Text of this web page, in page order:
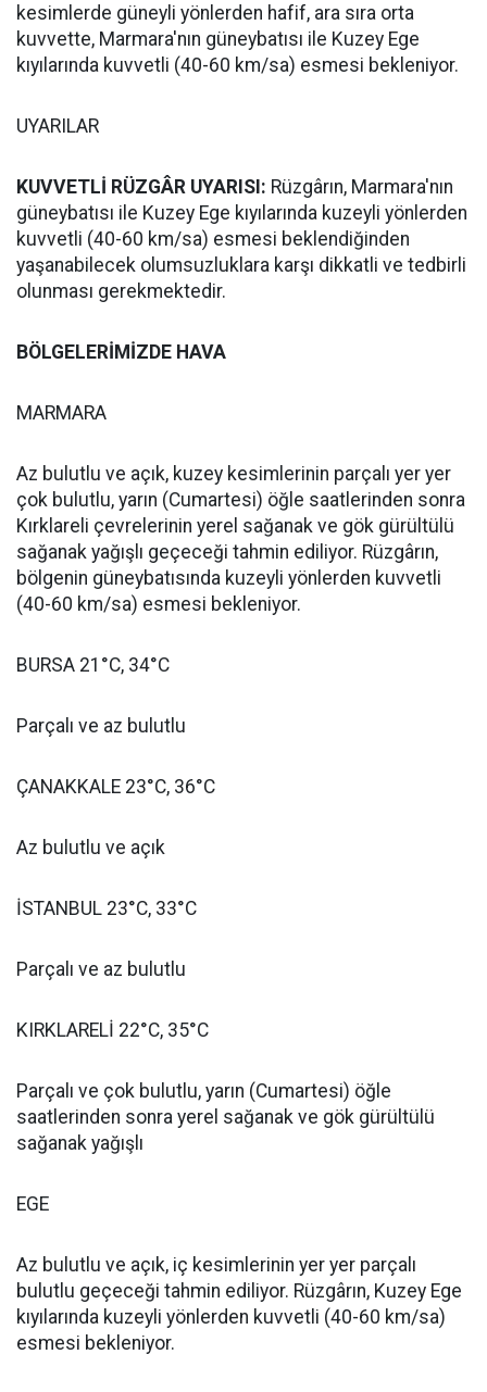
kesimlerde güneyli yönlerden hafif, ara sıra orta
kuvvette, Marmara'nın güneybatısı ile Kuzey Ege
kıyılarında kuvvetli (40-60 km/sa) esmesi bekleniyor.
UYARILAR
KUVVETLİ RÜZGÂR UYARISI: Rüzgârın, Marmara'nın
güneybatısı ile Kuzey Ege kıyılarında kuzeyli yönlerden
kuvvetli (40-60 km/sa) esmesi beklendiğinden
yaşanabilecek olumsuzluklara karşı dikkatli ve tedbirli
olunması gerekmektedir.
BÖLGELERİMİZDE HAVA
MARMARA
Az bulutlu ve açık, kuzey kesimlerinin parçalı yer yer
çok bulutlu, yarın (Cumartesi) öğle saatlerinden sonra
Kırklareli çevrelerinin yerel sağanak ve gök gürültülü
sağanak yağışlı geçeceği tahmin ediliyor. Rüzgârın,
bölgenin güneybatısında kuzeyli yönlerden kuvvetli
(40-60 km/sa) esmesi bekleniyor.
BURSA 21°C, 34°C
Parçalı ve az bulutlu
ÇANAKKALE 23°C, 36°C
Az bulutlu ve açık
İSTANBUL 23°C, 33°C
Parçalı ve az bulutlu
KIRKLARELİ 22°C, 35°C
Parçalı ve çok bulutlu, yarın (Cumartesi) öğle
saatlerinden sonra yerel sağanak ve gök gürültülü
sağanak yağışlı
EGE
Az bulutlu ve açık, iç kesimlerinin yer yer parçalı
bulutlu geçeceği tahmin ediliyor. Rüzgârın, Kuzey Ege
kıyılarında kuzeyli yönlerden kuvvetli (40-60 km/sa)
esmesi bekleniyor.